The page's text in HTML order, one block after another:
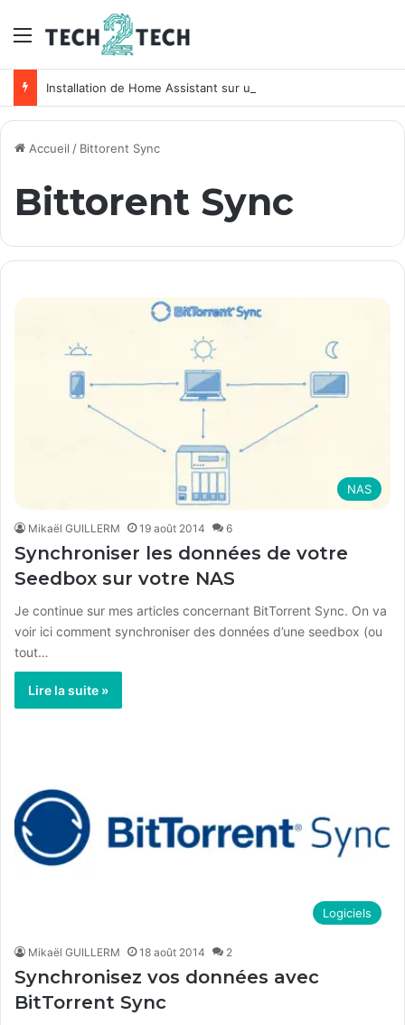
Menu
Installation de Home Assistant sur un NAS Synology
Accueil / Bittorent Sync
Bittorent Sync
NAS
Mikaël GUILLERM 19 août 2014 6
Synchroniser les données de votre
Seedbox sur votre NAS
Je continue sur mes articles concernant BitTorrent Sync. On va
voir ici comment synchroniser des données d’une seedbox (ou
tout…
Lire la suite »
Logiciels
Mikaël GUILLERM 18 août 2014 2
Synchronisez vos données avec
BitTorrent Sync